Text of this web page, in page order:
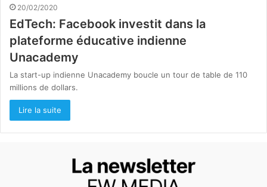
20/02/2020
EdTech: Facebook investit dans la
plateforme éducative indienne
Unacademy
La start-up indienne Unacademy boucle un tour de table de 110
millions de dollars.
Lire la suite